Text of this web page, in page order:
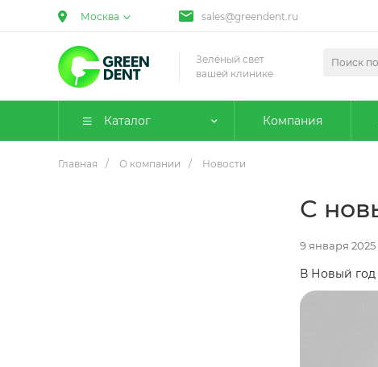
Москва sales@greendent.ru
Зелёный свет
вашей клинике
Каталог Компания
Главная / О компании / Новости
С
9 января 2025
В Новый год